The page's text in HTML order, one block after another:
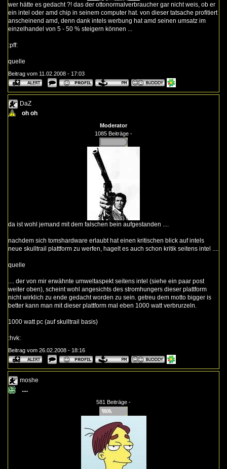
wer hätte es gedacht ?! das der ottonormalverbraucher gar nicht weis, ob er
ein intel oder amd chip in seinem computer hat. von dieser tatsache profitiert
anscheinend amd, denn dank intels werbung hat amd seinen umsatz im
einzelhandel von 5 - 50 % steigern können ...
:pff:
quelle
Beitrag vom 11.02.2008 - 17:03
DaZ
oh oh
Moderator
1085 Beiträge -
da ist wohl jemand mit dem falschen bein aufgestanden ....
nachdem sich tomshardware erlaubt hat einen kritischen blick auf intels
neue skulltrail plattform zu werfen, hagelt es auch schon kritik seitens intel ....
quelle
.... der von mir erwähnte umweltaspekt seitens intel (siehe ein paar post
weiter oben), scheint wohl angesichts des stromhungers dieser plattform
nicht wirklich zu ende gedacht worden zu sein. getreu dem motto bigger is
better kann man mit dieser plattform mal eben 1000 watt verbrurzeln.
1000 watt pc (auf skulltrail basis)
:hvk:
Beitrag vom 26.02.2008 - 18:16
moshe
....
581 Beiträge -